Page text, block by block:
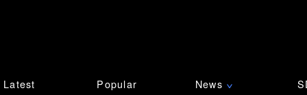
Latest Popular News ∨